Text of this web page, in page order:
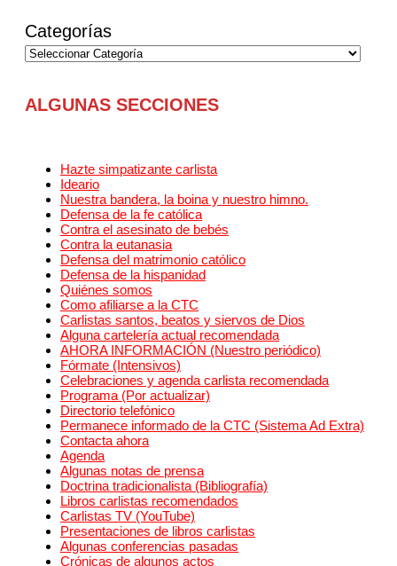
Categorías
ALGUNAS SECCIONES
Hazte simpatizante carlista
Ideario
Nuestra bandera, la boina y nuestro himno.
Defensa de la fe católica
Contra el asesinato de bebés
Contra la eutanasia
Defensa del matrimonio católico
Defensa de la hispanidad
Quiénes somos
Como afiliarse a la CTC
Carlistas santos, beatos y siervos de Dios
Alguna cartelería actual recomendada
AHORA INFORMACIÓN (Nuestro periódico)
Fórmate (Intensivos)
Celebraciones y agenda carlista recomendada
Programa (Por actualizar)
Directorio telefónico
Permanece informado de la CTC (Sistema Ad Extra)
Contacta ahora
Agenda
Algunas notas de prensa
Doctrina tradicionalista (Bibliografía)
Libros carlistas recomendados
Carlistas TV (YouTube)
Presentaciones de libros carlistas
Algunas conferencias pasadas
Crónicas de algunos actos